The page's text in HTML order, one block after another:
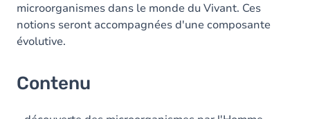
microorganismes dans le monde du Vivant. Ces
notions seront accompagnées d'une composante
évolutive.
Contenu